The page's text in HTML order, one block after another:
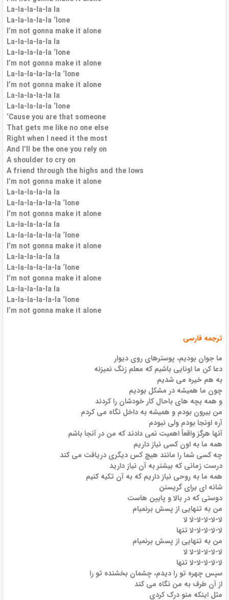
La-la-la-la-la la
La-la-la-la-la ‘lone
I’m not gonna make it alone
La-la-la-la-la la
La-la-la-la-la ‘lone
I’m not gonna make it alone
La-la-la-la-la-la ‘lone
I’m not gonna make it alone
La-la-la-la-la la
La-la-la-la-la ‘lone
‘Cause you are that someone
That gets me like no one else
Right when I need it the most
And I’ll be the one you rely on
A shoulder to cry on
A friend through the highs and the lows
I’m not gonna make it alone
La-la-la-la-la la
La-la-la-la-la-la ‘lone
I’m not gonna make it alone
La-la-la-la-la la
La-la-la-la-la-la ‘lone
I’m not gonna make it alone
La-la-la-la-la la
La-la-la-la-la-la ‘lone
I’m not gonna make it alone
La-la-la-la-la la
La-la-la-la-la-la ‘lone
I’m not gonna make it alone
ترجمه فارسی
ما جوان بودیم، پوسترهای روی دیوار
دعا کن ما اونایی باشیم که معلم زنگ نمیزنه
به هم خیره می شدیم
چون ما همیشه در مشکل بودیم
و همه بچه های باحال کار خودشان را کردند
من بیرون بودم و همیشه به داخل نگاه می کردم
آره اونجا بودم ولی نبودم
آنها هرگز واقعاً اهمیت نمی دادند که من در آنجا باشم
همه ما به اون کسی نیاز داریم
چه کسی شما را مانند هیچ کس دیگری دریافت می کند
درست زمانی که بیشتر به آن نیاز دارید
همه ما به روحی نیاز داریم که به آن تکیه کنیم
شانه ای برای گریستن
دوستی که در بالا و پایین هاست
من به تنهایی از پسش برنمیام
لا-لا-لا-لا-لا لا
لا-لا-لا-لا-لا تنها
من به تنهایی از پسش برنمیام
لا-لا-لا-لا-لا لا
لا-لا-لا-لا-لا تنها
سپس چهره تو را دیدم، چشمان بخشنده تو را
از آن طرف به من نگاه می کند
مثل اینکه منو درک کردی